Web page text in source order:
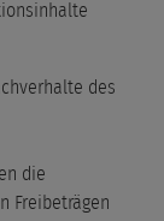
des
die
Freibeträgen